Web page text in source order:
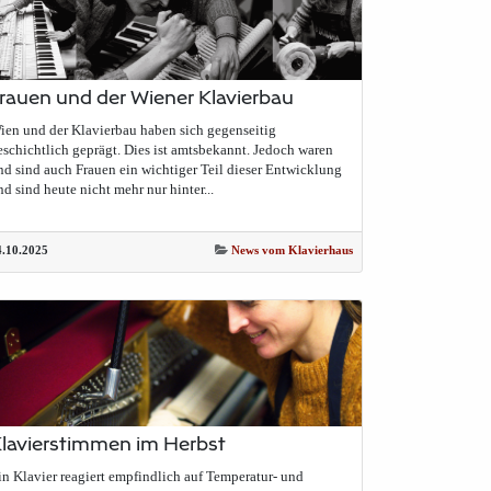
und der Wiener Klavierbau
und der Klavierbau haben sich gegenseitig
geprägt. Dies ist amtsbekannt. Jedoch waren
sind auch Frauen ein wichtiger Teil dieser Entwicklung
sind heute nicht mehr nur hinter...
News vom Klavierhaus
im Herbst
Klavier reagiert empfindlich auf Temperatur- und